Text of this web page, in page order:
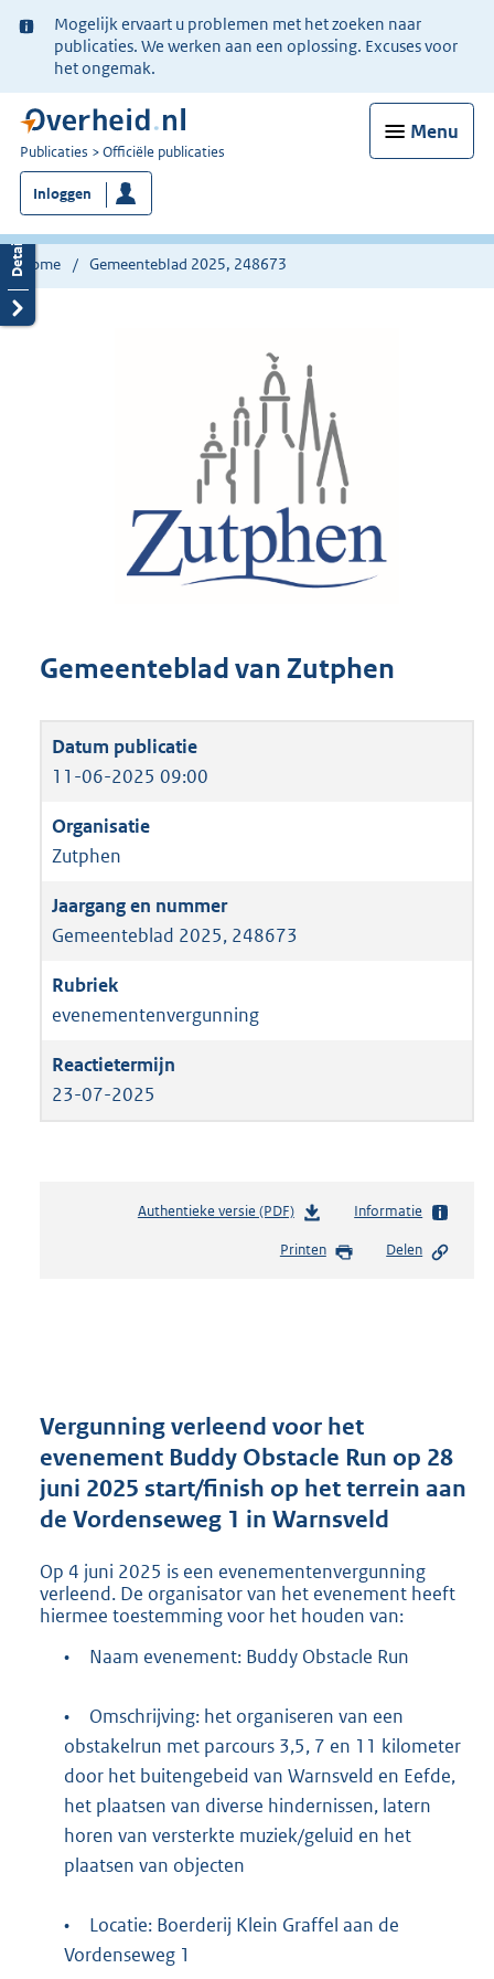
Ter
informatie:
Mogelijk ervaart u problemen met het zoeken naar
publicaties. We werken aan een oplossing. Excuses voor
het ongemak.
Menu
U
bent
nu
hier:
Publicaties Officiële publicaties
Inloggen
Home Gemeenteblad 2025, 248673
Gemeenteblad van Zutphen
11-06-2025 09:00
Zutphen
Gemeenteblad 2025, 248673
evenementenvergunning
23-07-2025
Authentieke versie (PDF)b
s
r
o
t
t
2
1
8
K
Informatie
Printen Delen
Vergunning verleend voor het
evenement Buddy Obstacle Run op 28
juni 2025 start/finish op het terrein aan
de Vordenseweg 1 in Warnsveld
Op 4 juni 2025 is een evenementenvergunning
verleend. De organisator van het evenement heeft
hiermee toestemming voor het houden van:
•
Naam evenement: Buddy Obstacle Run
•
Omschrijving: het organiseren van een
obstakelrun met parcours 3,5, 7 en 11 kilometer
door het buitengebeid van Warnsveld en Eefde,
het plaatsen van diverse hindernissen, latern
horen van versterkte muziek/geluid en het
plaatsen van objecten
•
Locatie: Boerderij Klein Graffel aan de
Vordenseweg 1